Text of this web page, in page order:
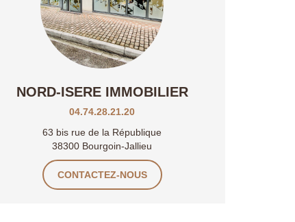
NORD-ISERE IMMOBILIER
04.74.28.21.20
63 bis rue de la République
38300 Bourgoin-Jallieu
CONTACTEZ-NOUS